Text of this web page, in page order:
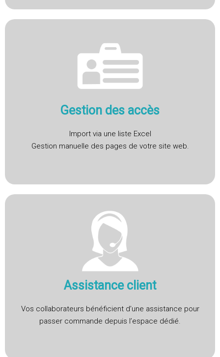
Gestion des accès
Import via une liste Excel
Gestion manuelle des pages de votre site web.
Assistance client
Vos collaborateurs bénéficient d’une assistance pour
passer commande depuis l’espace dédié.